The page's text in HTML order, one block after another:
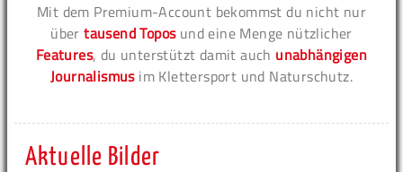
Mit dem Premium-Account bekommst du nicht nur
übertausend Toposund eine Menge nützlicher
Features, du unterstützt damit auch unabhängigen
Journalismusim Klettersport und Naturschutz.
Aktuelle Bilder